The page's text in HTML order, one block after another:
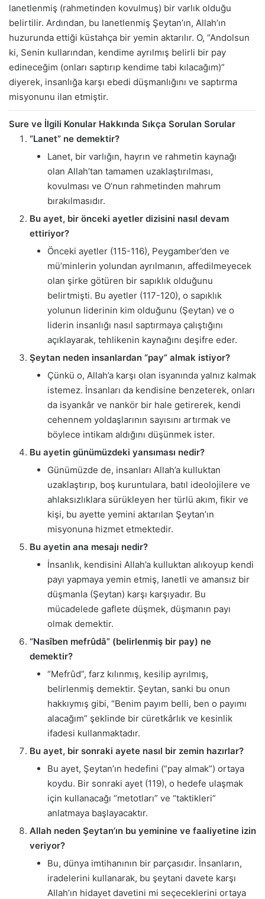
lanetlenmiş (rahmetinden kovulmuş) bir varlık olduğu
belirtilir. Ardından, bu lanetlenmiş Şeytan’ın, Allah’ın
huzurunda ettiği küstahça bir yemin aktarılır. O, “Andolsun
ki, Senin kullarından, kendime ayrılmış belirli bir pay
edineceğim (onları saptırıp kendime tabi kılacağım)”
diyerek, insanlığa karşı ebedi düşmanlığını ve saptırma
misyonunu ilan etmiştir.
Sure ve İlgili Konular Hakkında Sıkça Sorulan Sorular
“Lanet” ne demektir?
Lanet, bir varlığın, hayrın ve rahmetin kaynağı
olan Allah’tan tamamen uzaklaştırılması,
kovulması ve O’nun rahmetinden mahrum
bırakılmasıdır.
Bu ayet, bir önceki ayetler dizisini nasıl devam
ettiriyor?
Önceki ayetler (115-116), Peygamber’den ve
mü’minlerin yolundan ayrılmanın, affedilmeyecek
olan şirke götüren bir sapıklık olduğunu
belirtmişti. Bu ayetler (117-120), o sapıklık
yolunun liderinin kim olduğunu (Şeytan) ve o
liderin insanlığı nasıl saptırmaya çalıştığını
açıklayarak, tehlikenin kaynağını deşifre eder.
Şeytan neden insanlardan “pay” almak istiyor?
Çünkü o, Allah’a karşı olan isyanında yalnız kalmak
istemez. İnsanları da kendisine benzeterek, onları
da isyankâr ve nankör bir hale getirerek, kendi
cehennem yoldaşlarının sayısını artırmak ve
böylece intikam aldığını düşünmek ister.
Bu ayetin günümüzdeki yansıması nedir?
Günümüzde de, insanları Allah’a kulluktan
uzaklaştırıp, boş kuruntulara, batıl ideolojilere ve
ahlaksızlıklara sürükleyen her türlü akım, fikir ve
kişi, bu ayette yemini aktarılan Şeytan’ın
misyonuna hizmet etmektedir.
Bu ayetin ana mesajı nedir?
İnsanlık, kendisini Allah’a kulluktan alıkoyup kendi
payı yapmaya yemin etmiş, lanetli ve amansız bir
düşmanla (Şeytan) karşı karşıyadır. Bu
mücadelede gaflete düşmek, düşmanın payı
olmak demektir.
“Nasîben mefrûdâ” (belirlenmiş bir pay) ne
demektir?
“Mefrûd”, farz kılınmış, kesilip ayrılmış,
belirlenmiş demektir. Şeytan, sanki bu onun
hakkıymış gibi, “Benim payım belli, ben o payımı
alacağım” şeklinde bir cüretkârlık ve kesinlik
ifadesi kullanmaktadır.
Bu ayet, bir sonraki ayete nasıl bir zemin hazırlar?
Bu ayet, Şeytan’ın hedefini (“pay almak”) ortaya
koydu. Bir sonraki ayet (119), o hedefe ulaşmak
için kullanacağı “metotları” ve “taktikleri”
anlatmaya başlayacaktır.
Allah neden Şeytan’ın bu yeminine ve faaliyetine izin
veriyor?
Bu, dünya imtihanının bir parçasıdır. İnsanların,
iradelerini kullanarak, bu şeytani davete karşı
Allah’ın hidayet davetini mi seçeceklerini ortaya